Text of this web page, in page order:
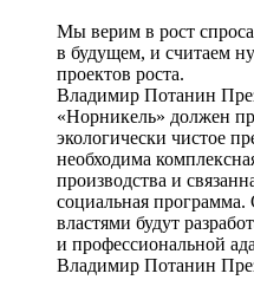
Мы верим в рост
в будущем, и считаем
проектов роста.
Владимир Потанин
«Норникель» должен
экологически чистое
необходима
производства и
социальная
властями будут
и профессиональной
Владимир Потанин